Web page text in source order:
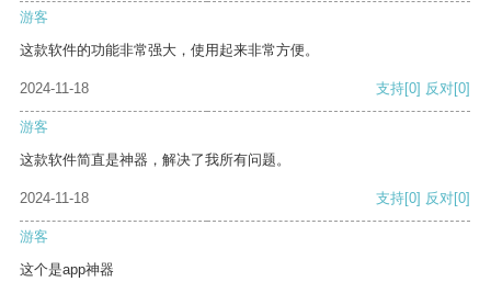
游客
这款软件的功能非常强大，使用起来非常方便。
2024-11-18 支持[0] 反对[0]
游客
这款软件简直是神器，解决了我所有问题。
2024-11-18 支持[0] 反对[0]
游客
这个是app神器